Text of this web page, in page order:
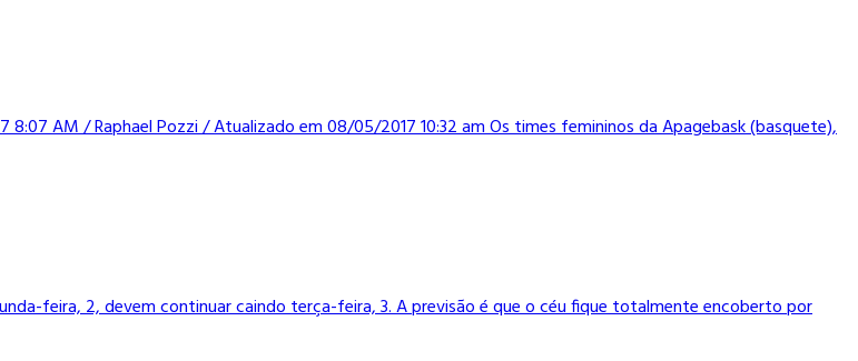
AM / Raphael Pozzi / Atualizado em 08/05/2017 10:32 am Os times femininos da Apagebask (basquete),
feira, 2, devem continuar caindo terça-feira, 3. A previsão é que o céu fique totalmente encoberto por